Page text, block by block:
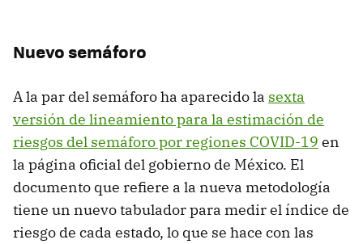
Nuevo semáforo
A la par del semáforo ha aparecido la sexta
versión de lineamiento para la estimación de
riesgos del semáforo por regiones COVID-19 en
la página oficial del gobierno de México. El
documento que refiere a la nueva metodología
tiene un nuevo tabulador para medir el índice de
riesgo de cada estado, lo que se hace con las